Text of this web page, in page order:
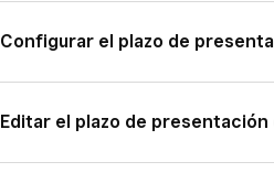
Configurar el plazo de
Inicia sesión en el Panel de
Editar el plazo de